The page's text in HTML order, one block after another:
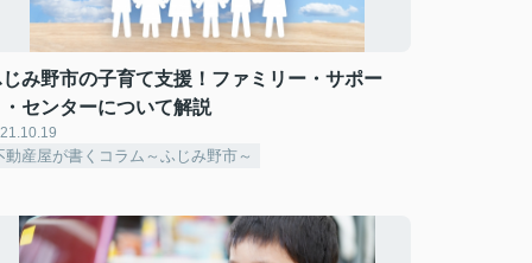
み野市の子育て支援！ファミリー・サポー
センターについて解説
動産屋が書くコラム～ふじみ野市～